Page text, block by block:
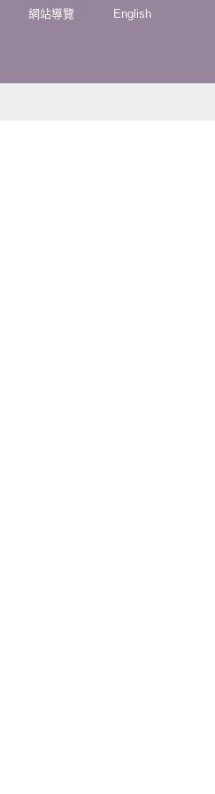
網站導覽 English